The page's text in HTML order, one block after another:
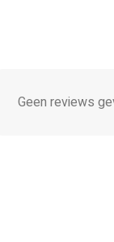
Geen reviews